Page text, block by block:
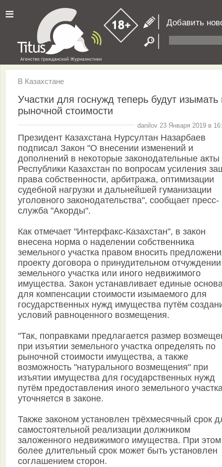
≡ Добавить
В Казахстане
Участки для госнужд теперь будут изымать
рыночной стоимости
danilov 23 Января 2019 в
Президент Казахстана Нурсултан Назарбаев
подписал Закон "О внесении изменений и
дополнений в некоторые законодательные акты
Республики Казахстан по вопросам усиления
права собственности, арбитража, оптимизации
судебной нагрузки и дальнейшей гуманизации
уголовного законодательства", сообщает пресс-
служба "Акорды".
Как отмечает "Интерфакс-Казахстан", в закон
внесена норма о наделении собственника
земельного участка правом вносить
проекту договора о принудительном отчуждении
земельного участка или иного недвижимого
имущества. Закон устанавливает единые
для компенсации стоимости изымаемого для
государственных нужд имущества путём
условий равноценного возмещения.
"Так, поправками предлагается размер
при изъятии земельного участка определять по
рыночной стоимости имущества, а также
возможность "натурального возмещения" при
изъятии имущества для государственных нужд
путём предоставления иного земельного
уточняется в законе.
Также законом установлен трёхмесячный срок
самостоятельной реализации должником
заложенного недвижимого имущества. При этом
более длительный срок может быть установлен
соглашением сторон.